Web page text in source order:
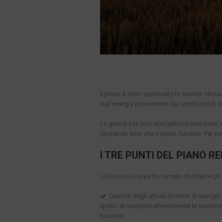
Il piano è stato approvato lo scorso 18
dall’energia proveniente dai combustibili
La guerra e la crisi energetica
sperando solo che il piano funzioni. Per
I TRE PUNTI DEL PIANO
L’Unione Europea ha cercato di chiarire
Cambio degli attuali fornitori di
quello di inasprire ulteriormente le
Europea.